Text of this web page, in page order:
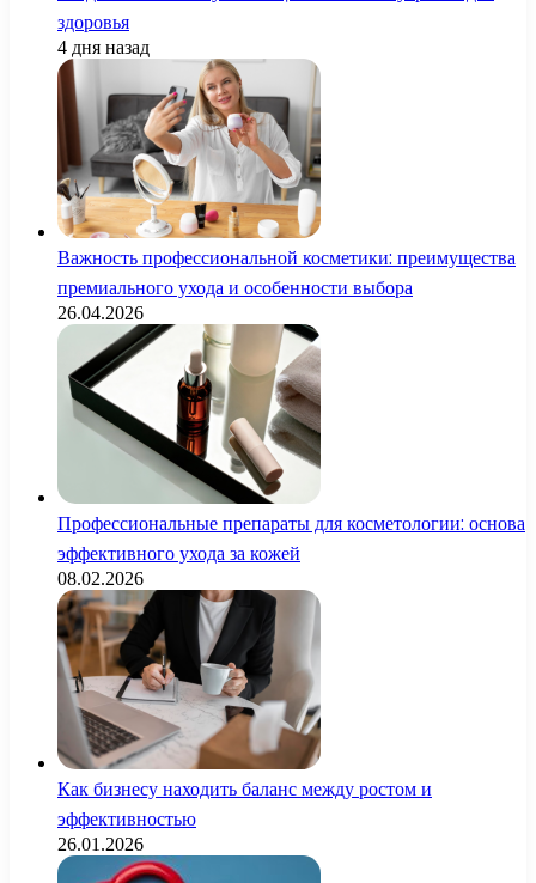
здоровья
4 дня назад
Важность профессиональной косметики: преимущества
премиального ухода и особенности выбора
26.04.2026
Профессиональные препараты для косметологии: основа
эффективного ухода за кожей
08.02.2026
Как бизнесу находить баланс между ростом и
эффективностью
26.01.2026